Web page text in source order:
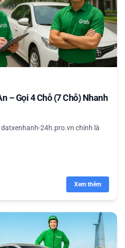
– Gọi 4 Chỗ (7 Chỗ) Nhanh
24h.pro.vn chính là
Xem thêm